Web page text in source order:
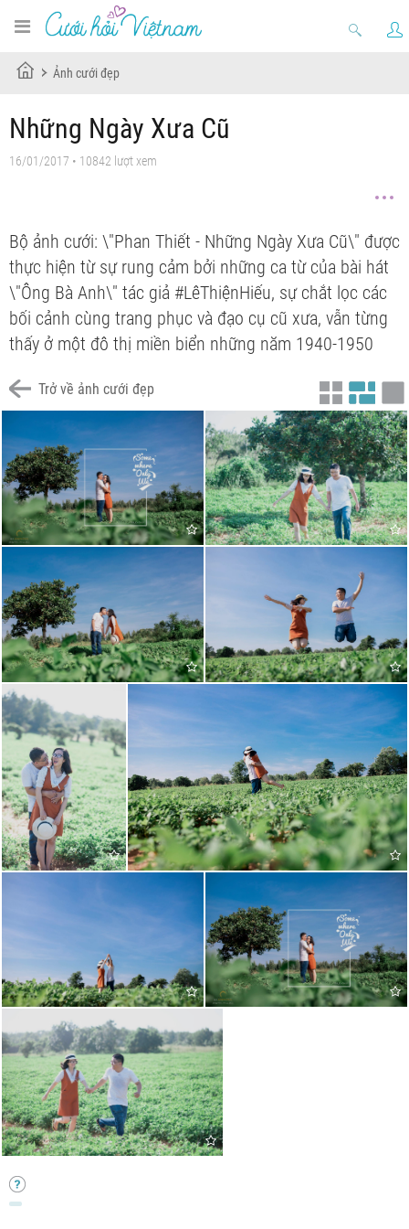
Ảnh cưới đẹp
Những Ngày Xưa Cũ
16/01/2017 • 10842 lượt xem
Bộ ảnh cưới: \"Phan Thiết - Những Ngày Xưa Cũ\" được
thực hiện từ sự rung cảm bởi những ca từ của bài hát
\"Ông Bà Anh\" tác giả #LêThiệnHiếu, sự chắt lọc các
bối cảnh cùng trang phục và đạo cụ cũ xưa, vẫn từng
thấy ở một đô thị miền biển những năm 1940-1950
Trở về ảnh cưới đẹp